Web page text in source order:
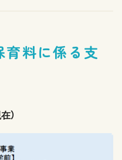
料に係る支
）